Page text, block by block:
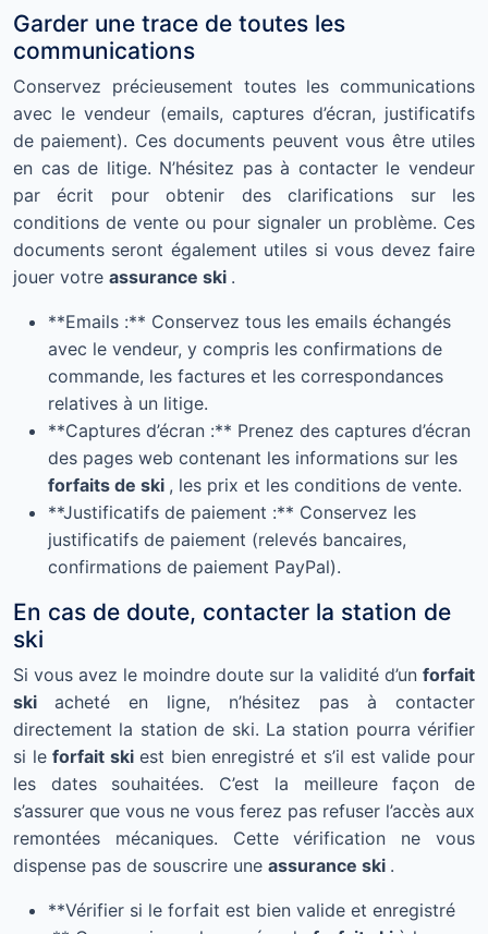
Garder une trace de toutes les
communications
Conservez précieusement toutes les communications
avec le vendeur (emails, captures d’écran, justificatifs
de paiement). Ces documents peuvent vous être utiles
en cas de litige. N’hésitez pas à contacter le vendeur
par écrit pour obtenir des clarifications sur les
conditions de vente ou pour signaler un problème. Ces
documents seront également utiles si vous devez faire
jouer votre assurance ski .
**Emails :** Conservez tous les emails échangés
avec le vendeur, y compris les confirmations de
commande, les factures et les correspondances
relatives à un litige.
**Captures d’écran :** Prenez des captures d’écran
des pages web contenant les informations sur les
forfaits de ski , les prix et les conditions de vente.
**Justificatifs de paiement :** Conservez les
justificatifs de paiement (relevés bancaires,
confirmations de paiement PayPal).
En cas de doute, contacter la station de
ski
Si vous avez le moindre doute sur la validité d’un forfait
ski acheté en ligne, n’hésitez pas à contacter
directement la station de ski. La station pourra vérifier
si leforfait ski est bien enregistré et s’il est valide pour
les dates souhaitées. C’est la meilleure façon de
s’assurer que vous ne vous ferez pas refuser l’accès aux
remontées mécaniques. Cette vérification ne vous
dispense pas de souscrire une assurance ski .
**Vérifier si le forfait est bien valide et enregistré